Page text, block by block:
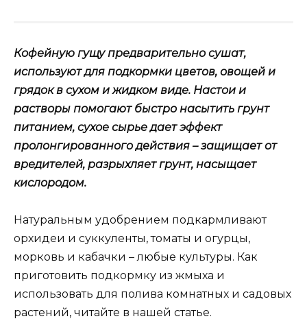
Кофейную гущу предварительно сушат,
используют для подкормки цветов, овощей и
грядок в сухом и жидком виде. Настои и
растворы помогают быстро насытить грунт
питанием, сухое сырье дает эффект
пролонгированного действия – защищает от
вредителей, разрыхляет грунт, насыщает
кислородом.
Натуральным удобрением подкармливают
орхидеи и суккуленты, томаты и огурцы,
морковь и кабачки – любые культуры. Как
приготовить подкормку из жмыха и
использовать для полива комнатных и садовых
растений, читайте в нашей статье.